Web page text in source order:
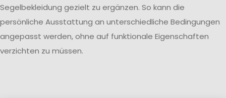
Segelbekleidung gezielt zu ergänzen. So kann die
persönliche Ausstattung an unterschiedliche Bedingungen
angepasst werden, ohne auf funktionale Eigenschaften
verzichten zu müssen.